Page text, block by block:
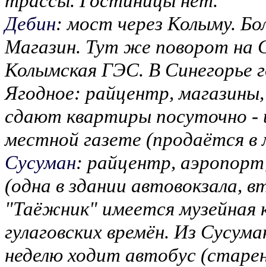
Дебин: мост через Колыму.
Магазин. Тут же поворот на
Колымская ГЭС. В Синегорье
Ягодное: райцентр,
сдают квартиры посуточно -
местной газете (продаётся в
Сусуман: райцентр,
(одна в здании автовокзала,
"Таёжник" имеется
гулаговских времён. Из
неделю ходит автобус